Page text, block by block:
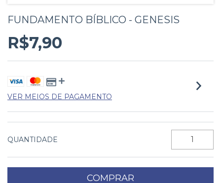
FUNDAMENTO BÍBLICO - GENESIS
R$7,90
VER MEIOS DE PAGAMENTO
QUANTIDADE